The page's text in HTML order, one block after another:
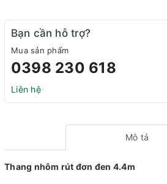
Bạn cần hỗ trợ?
Mua sản phẩm
0398 230 618
Liên hệ
Mô tả
Thang nhôm rút đơn đen 4.4m